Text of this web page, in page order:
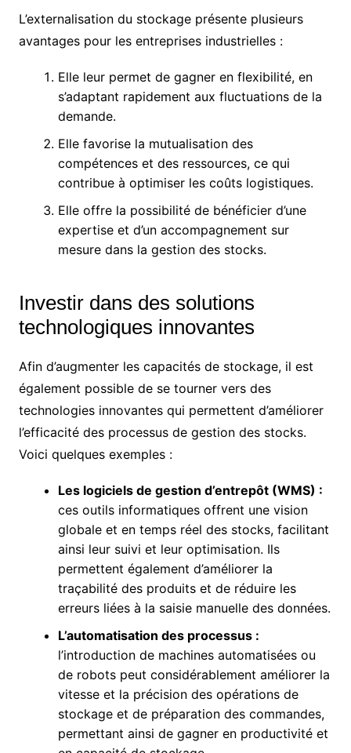
L’externalisation du stockage présente plusieurs
avantages pour les entreprises industrielles :
Elle leur permet de gagner en flexibilité, en
s’adaptant rapidement aux fluctuations de la
demande.
Elle favorise la mutualisation des
compétences et des ressources, ce qui
contribue à optimiser les coûts logistiques.
Elle offre la possibilité de bénéficier d’une
expertise et d’un accompagnement sur
mesure dans la gestion des stocks.
Investir dans des solutions
technologiques innovantes
Afin d’augmenter les capacités de stockage, il est
également possible de se tourner vers des
technologies innovantes qui permettent d’améliorer
l’efficacité des processus de gestion des stocks.
Voici quelques exemples :
Les logiciels de gestion d’entrepôt (WMS) :
ces outils informatiques offrent une vision
globale et en temps réel des stocks, facilitant
ainsi leur suivi et leur optimisation. Ils
permettent également d’améliorer la
traçabilité des produits et de réduire les
erreurs liées à la saisie manuelle des données.
L’automatisation des processus :
l’introduction de machines automatisées ou
de robots peut considérablement améliorer la
vitesse et la précision des opérations de
stockage et de préparation des commandes,
permettant ainsi de gagner en productivité et